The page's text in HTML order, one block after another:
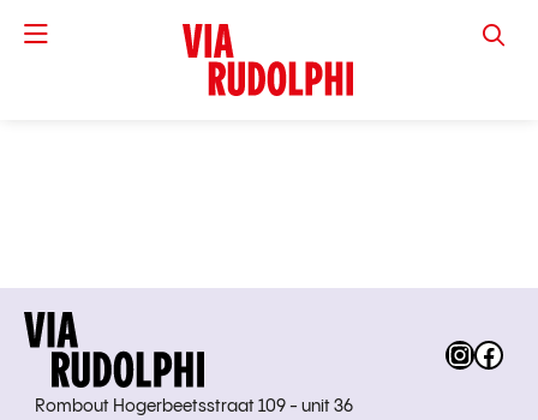
VIA
Rombout Hogerbeetsstraat 109 - unit 36